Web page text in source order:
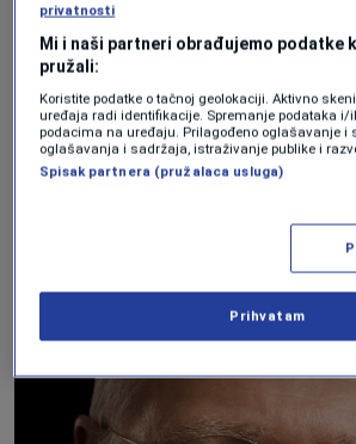
kaže kako je tek 1994., kada
preselio silne kutije stripova
kuće u Pennsylvaniji u
Kaliforniji, shvatila koliko je
njegova kolekcija.
privatnosti
Mi i naši partneri obrađujemo podatke
pružali:
Koristite podatke o tačnoj geolokaciji. Aktivno
uređaja radi identifikacije. Spremanje podataka i/
podacima na uređaju. Prilagođeno oglašavanje i
oglašavanja i sadržaja, istraživanje publike i
Spisak partnera (pružalaca usluga)
Prihvatam